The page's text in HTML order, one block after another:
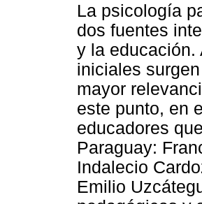
La psicología
dos fuentes
y la educación.
iniciales
mayor
este punto, en
educadores
Paraguay:
Indalecio
Emilio